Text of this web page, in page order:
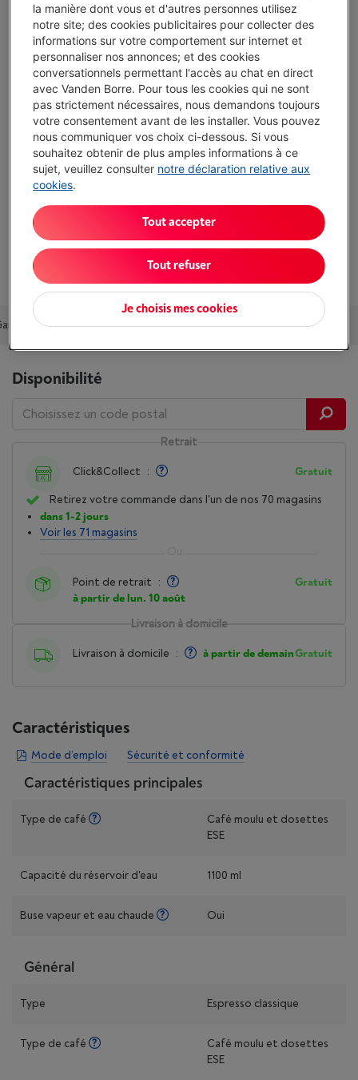
Atouts
Type: Espresso classique
Type de café: Café moulu et dosettes ESE
Réglage de la température: Oui
Afficher toutes les caractéristiques
Existe également dans d'autres couleurs
Voir5couleurs
Packs Accessoires Alternatives Nos conseils
Disponibilité
Livraison à domicile
Livraison à domicile : à partir de demainGratuit
Retrait
Click&Collect : Gratuit
Retirez votre commande dans l'un de nos 70 magasins
dans 1-2 jours
Voir les 71 magasins
Point de retrait :
à partir de lun. 10 août
Gratuit
Caractéristiques
Mode d’emploi Sécurité et conformité
Caractéristiques principales
Type de café
Café moulu et dosettes
ESE
Capacité du réservoir d'eau 1100 ml
Buse vapeur et eau chaude Oui
Général
Type Espresso classique
Type de café
Café moulu et dosettes
ESE
la manière dont vous et d'autres personnes utilisez
notre site; des cookies publicitaires pour collecter des
informations sur votre comportement sur internet et
personnaliser nos annonces; et des cookies
conversationnels permettant l'accès au chat en direct
avec Vanden Borre. Pour tous les cookies qui ne sont
pas strictement nécessaires, nous demandons toujours
votre consentement avant de les installer. Vous pouvez
nous communiquer vos choix ci-dessous. Si vous
souhaitez obtenir de plus amples informations à ce
sujet, veuillez consulter notre déclaration relative aux
cookies.
Je choisis mes cookies
Tout refuser
Tout accepter